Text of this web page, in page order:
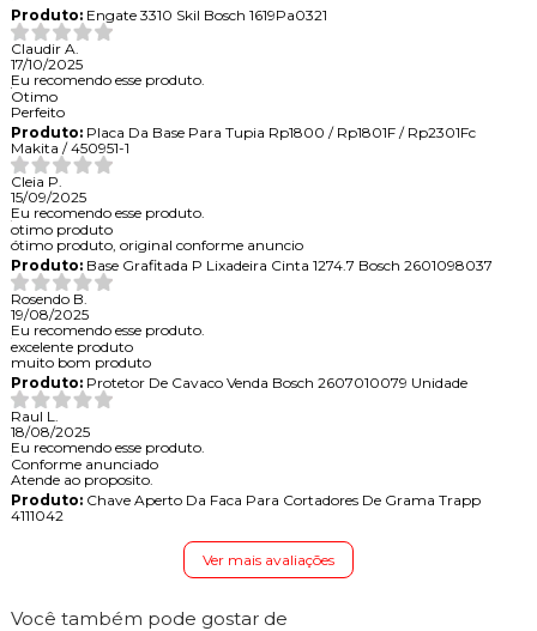
Produto:Engate 3310 Skil Bosch 1619Pa0321
Claudir A.
17/10/2025
Eu recomendo esse produto.
Otimo
Perfeito
Produto:Placa Da Base Para Tupia Rp1800 / Rp1801F / Rp2301Fc
Makita / 450951-1
Cleia P.
15/09/2025
Eu recomendo esse produto.
otimo produto
ótimo produto, original conforme anuncio
Produto:Base Grafitada P Lixadeira Cinta 1274.7 Bosch 2601098037
Rosendo B.
19/08/2025
Eu recomendo esse produto.
excelente produto
muito bom produto
Produto:Protetor De Cavaco Venda Bosch 2607010079 Unidade
Raul L.
18/08/2025
Eu recomendo esse produto.
Conforme anunciado
Atende ao proposito.
Produto:Chave Aperto Da Faca Para Cortadores De Grama Trapp
4111042
Ver mais avaliações
Você também pode gostar de